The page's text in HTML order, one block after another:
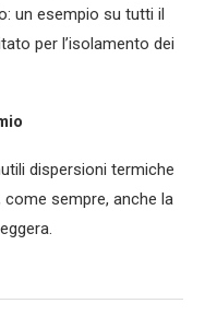
un esempio su tutti il
per l’isolamento dei
dispersioni termiche
sempre, anche la